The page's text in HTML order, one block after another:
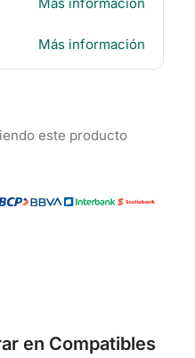
Más información
este producto
en Compatibles